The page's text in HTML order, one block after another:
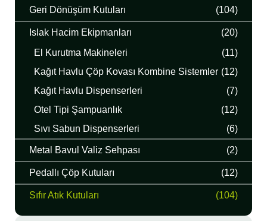
Geri Dönüşüm Kutuları (104)
Islak Hacim Ekipmanları
(20)
El Kurutma Makineleri
(11)
Kağıt Havlu Çöp Kovası Kombine Sistemler (12)
Kağıt Havlu Dispenserleri
(7)
Otel Tipi Şampuanlık
(12)
Sıvı Sabun Dispenserleri
(6)
Metal Bavul Valiz Sehpası (2)
Pedallı Çöp Kutuları (12)
Sıfır Atık Kutuları (104)